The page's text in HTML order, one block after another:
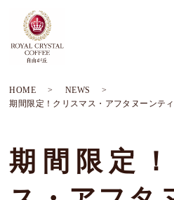
HOME
NEWS
期間限定！クリスマス・アフタヌーンティ
期間限定